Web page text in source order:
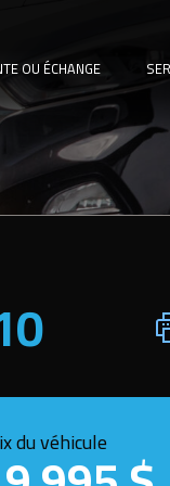
OU ÉCHANGE
du véhicule